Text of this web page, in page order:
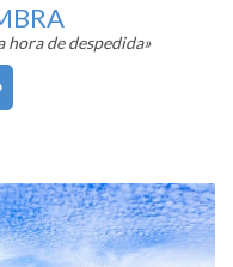
hora de despedida»